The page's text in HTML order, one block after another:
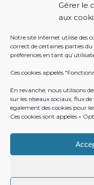
Gérer le
aux
Notre site Internet utilise des
correct de certaines parties
préférences en tant
Ces cookies appelés
En revanche, nous utilisons
sur les réseaux sociaux, flux
également des cookies pour
Ces cookies sont appelés «
17 Juil
17 Juil
LA
16 Juil 2026